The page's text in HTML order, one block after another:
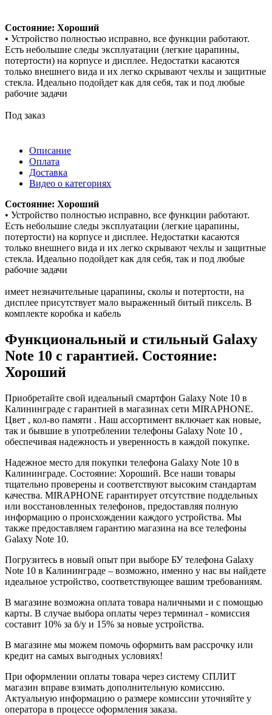
Состояние: Хороший
• Устройство полностью исправно, все функции работают.
Есть небольшие следы эксплуатации (легкие царапины,
потертости) на корпусе и дисплее. Недостатки касаются
только внешнего вида и их легко скрывают чехлы и защитные
стекла. Идеально подойдет как для себя, так и под любые
рабочие задачи
Под заказ
Описание
Оплата
Доставка
Видео о категориях
Состояние: Хороший
• Устройство полностью исправно, все функции работают.
Есть небольшие следы эксплуатации (легкие царапины,
потертости) на корпусе и дисплее. Недостатки касаются
только внешнего вида и их легко скрывают чехлы и защитные
стекла. Идеально подойдет как для себя, так и под любые
рабочие задачи
имеет незначительные царапины, сколы и потертости, на
дисплее присутствует мало выраженный битый пиксель. В
комплекте коробка и кабель
Функциональный и стильный Galaxy
Note 10 с гарантией. Состояние:
Хороший
Приобретайте свой идеальный смартфон Galaxy Note 10 в
Калининграде с гарантией в магазинах сети MIRAPHONE.
Цвет , кол-во памяти . Наш ассортимент включает как новые,
так и бывшие в употреблении телефоны Galaxy Note 10 ,
обеспечивая надежность и уверенность в каждой покупке.
Надежное место для покупки телефона Galaxy Note 10 в
Калининграде. Состояние: Хороший. Все наши товары
тщательно проверены и соответствуют высоким стандартам
качества. MIRAPHONE гарантирует отсутствие поддельных
или восстановленных телефонов, предоставляя полную
информацию о происхождении каждого устройства. Мы
также предоставляем гарантию магазина на все телефоны
Galaxy Note 10.
Погрузитесь в новый опыт при выборе БУ телефона Galaxy
Note 10 в Калининграде – возможно, именно у нас вы найдете
идеальное устройство, соответствующее вашим требованиям.
В магазине возможна оплата товара наличными и с помощью
карты. В случае выбора оплаты через терминал - комиссия
составит 10% за б/у и 15% за новые устройства.
В магазине мы можем помочь оформить вам рассрочку или
кредит на самых выгодных условиях!
При оформлении оплаты товара через систему СПЛИТ
магазин вправе взимать дополнительную комиссию.
Актуальную информацию о размере комиссии уточняйте у
оператора в процессе оформления заказа.